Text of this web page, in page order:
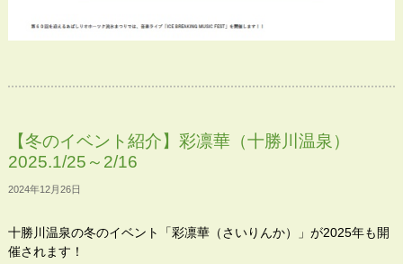
【冬のイベント紹介】彩凛華（十勝川温泉）
2025.1/25～2/16
2024年12月26日
十勝川温泉の冬のイベント「彩凛華（さいりんか）」が2025年も開
催されます！